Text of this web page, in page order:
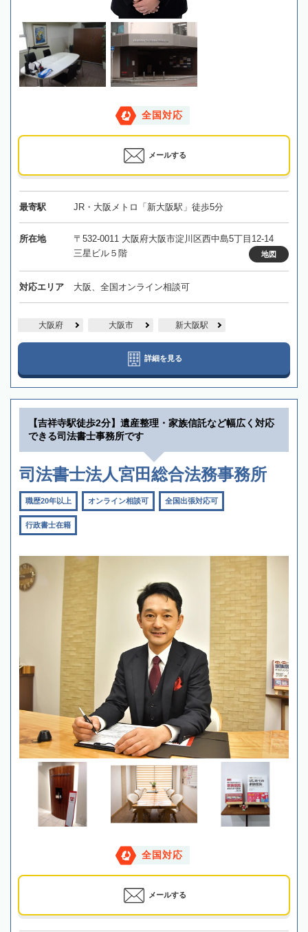
全国対応
メールする
最寄駅 JR・大阪メトロ「新大阪駅」徒歩5分
所在地
〒532-0011 大阪府大阪市淀川区西中島5丁目12-14
三星ビル５階
地図
対応エリア 大阪、全国オンライン相談可
大阪府 大阪市 新大阪駅
詳細を見る
【吉祥寺駅徒歩2分】遺産整理・家族信託など幅広く対応
できる司法書士事務所です
司法書士法人宮田総合法務事務所
職歴20年以上 オンライン相談可 全国出張対応可
行政書士在籍
全国対応
メールする